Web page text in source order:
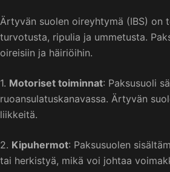
Ärtyvän suolen oireyhtymä (IBS) on
turvotusta, ripulia ja ummetusta.
oireisiin ja häiriöihin.
1. Motoriset toiminnat: Paksusuoli
ruoansulatuskanavassa. Ärtyvän
liikkeitä.
2. Kipuhermot: Paksusuolen
tai herkistyä, mikä voi johtaa